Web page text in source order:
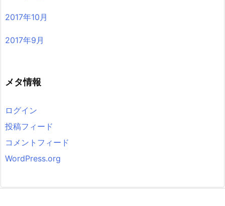
2017年10月
2017年9月
メタ情報
ログイン
投稿フィード
コメントフィード
WordPress.org